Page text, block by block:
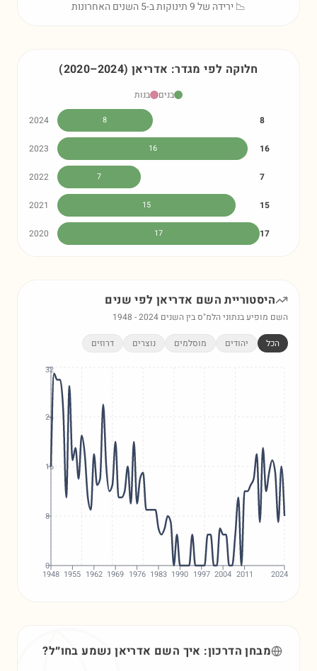
📉 ירידה של 9 תינוקות ב-5 השנים האחרונות
חלוקה לפי מגדר: אדריאן (2020–2024)
בנים
בנות
2024
8 8
2023 16 16
2022 7 7
2021 15 15
2020 17 17
היסטוריית השם אדריאן לפי שנים
השם מופיע בנתוני הלמ"ס בין השנים 1948 -2024
הכל יהודים מוסלמים נוצרים דרוזים
1948 1955 1962 1969 1976 1983 1990 1997 2004 2011 2024
0
8
16
24
32
מבחן הדרכון: איך השם אדריאןנשמע בחו״ל?